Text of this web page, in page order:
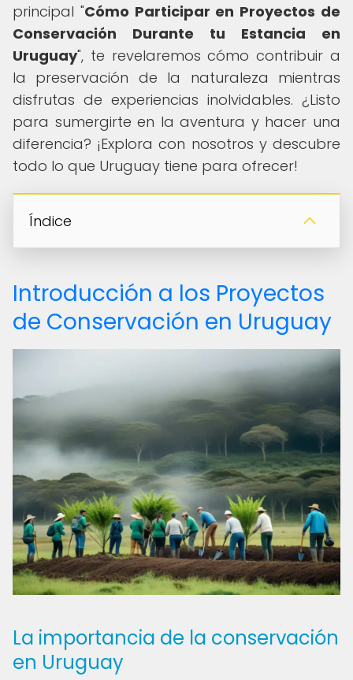
principal "Cómo Participar en Proyectos de
Conservación Durante tu Estancia en
Uruguay", te revelaremos cómo contribuir a
la preservación de la naturaleza mientras
disfrutas de experiencias inolvidables. ¿Listo
para sumergirte en la aventura y hacer una
diferencia? ¡Explora con nosotros y descubre
todo lo que Uruguay tiene para ofrecer!
Índice
Introducción a los Proyectos
de Conservación en Uruguay
La importancia de la conservación
en Uruguay